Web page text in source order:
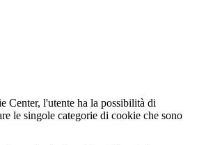
Center, l'utente ha la possibilità di
le singole categorie di cookie che sono